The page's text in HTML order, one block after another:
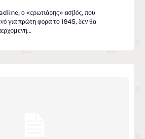
ο «ερωτιάρης» ασβός, που
για πρώτη φορά το 1945, δεν θα